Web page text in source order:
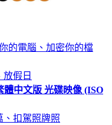
的電腦、加密你的檔
放假日
體中文版 光碟映像 (ISO
、扣駕照牌照